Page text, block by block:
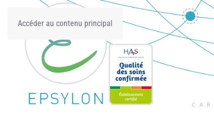
Accéder au contenu principal